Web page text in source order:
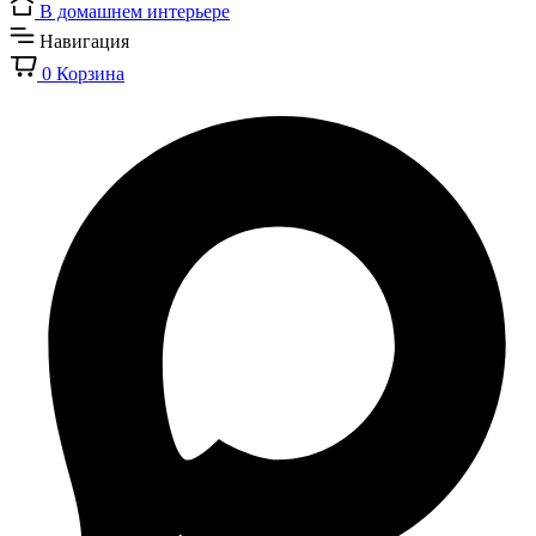
В домашнем интерьере
Навигация
0 Корзина